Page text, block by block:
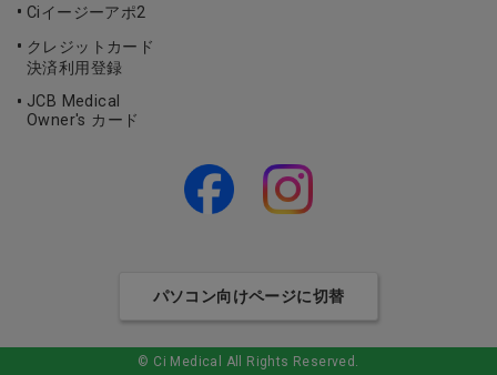
Ciイージーアポ2
クレジットカード
決済利用登録
JCB Medical
Owner's カード
パソコン向けページに切替
© Ci Medical All Rights Reserved.